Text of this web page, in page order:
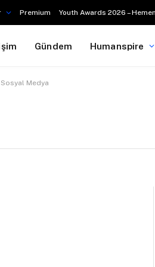
Premium Youth Awards 2026 –
Gündem Humanspire
Sosyal Medya